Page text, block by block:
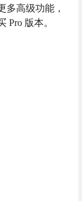
多高级功能，
Pro 版本。